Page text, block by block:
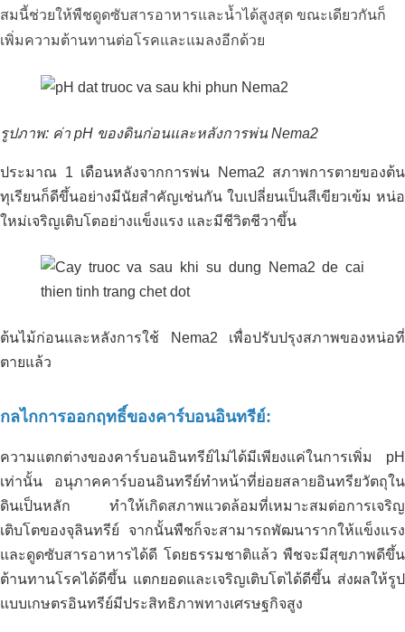
สมนี้ช่วยให้พืชดูดซับสารอาหารและน้ำได้สูงสุด ขณะเดียวกันก็
เพิ่มความต้านทานต่อโรคและแมลงอีกด้วย
รูปภาพ: ค่า pH ของดินก่อนและหลังการพ่น Nema2
ประมาณ 1 เดือนหลังจากการพ่น Nema2 สภาพการตายของต้น
ทุเรียนก็ดีขึ้นอย่างมีนัยสำคัญเช่นกัน ใบเปลี่ยนเป็นสีเขียวเข้ม หน่อ
ใหม่เจริญเติบโตอย่างแข็งแรง และมีชีวิตชีวาขึ้น
ต้นไม้ก่อนและหลังการใช้ Nema2 เพื่อปรับปรุงสภาพของหน่อที่
ตายแล้ว
กลไกการออกฤทธิ์ของคาร์บอนอินทรีย์:
ความแตกต่างของคาร์บอนอินทรีย์ไม่ได้มีเพียงแค่ในการเพิ่ม pH
เท่านั้น อนุภาคคาร์บอนอินทรีย์ทำหน้าที่ย่อยสลายอินทรียวัตถุใน
ดินเป็นหลัก ทำให้เกิดสภาพแวดล้อมที่เหมาะสมต่อการเจริญ
เติบโตของจุลินทรีย์ จากนั้นพืชก็จะสามารถพัฒนารากให้แข็งแรง
และดูดซับสารอาหารได้ดี โดยธรรมชาติแล้ว พืชจะมีสุขภาพดีขึ้น
ต้านทานโรคได้ดีขึ้น แตกยอดและเจริญเติบโตได้ดีขึ้น ส่งผลให้รูป
แบบเกษตรอินทรีย์มีประสิทธิภาพทางเศรษฐกิจสูง
ฮา_หลงอัน
การบำบัดสิ่งแวดล้อมของฟาร์มหมูไทยโฮ
อา-ฟูเอี้ยน
คาร์บอนอินทรีย์มีจำหน่ายในแอฟริกา
แล้ว